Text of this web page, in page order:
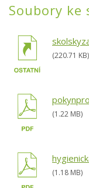
Soubory ke
(220.71 KB)
(1.22 MB)
(1.18 MB)